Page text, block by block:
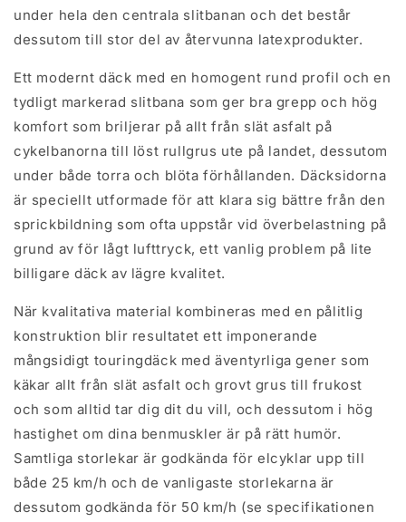
under hela den centrala slitbanan och det består
dessutom till stor del av återvunna latexprodukter.
Ett modernt däck med en homogent rund profil och en
tydligt markerad slitbana som ger bra grepp och hög
komfort som briljerar på allt från slät asfalt på
cykelbanorna till löst rullgrus ute på landet, dessutom
under både torra och blöta förhållanden. Däcksidorna
är speciellt utformade för att klara sig bättre från den
sprickbildning som ofta uppstår vid överbelastning på
grund av för lågt lufttryck, ett vanlig problem på lite
billigare däck av lägre kvalitet.
När kvalitativa material kombineras med en pålitlig
konstruktion blir resultatet ett imponerande
mångsidigt touringdäck med äventyrliga gener som
käkar allt från slät asfalt och grovt grus till frukost
och som alltid tar dig dit du vill, och dessutom i hög
hastighet om dina benmuskler är på rätt humör.
Samtliga storlekar är godkända för elcyklar upp till
både 25 km/h och de vanligaste storlekarna är
dessutom godkända för 50 km/h (se specifikationen